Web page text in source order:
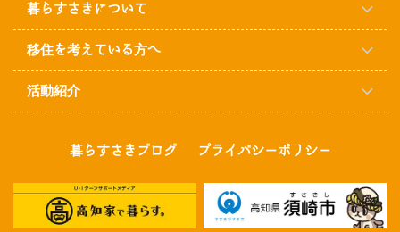
暮らすさきについて
移住を考えている方へ
活動紹介
暮らすさきブログ プライバシーポリシー